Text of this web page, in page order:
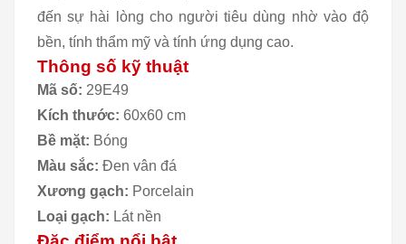
đến sự hài lòng cho người tiêu dùng nhờ vào độ
bền, tính thẩm mỹ và tính ứng dụng cao.
Thông số kỹ thuật
Mã số: 29E49
Kích thước: 60x60 cm
Bề mặt: Bóng
Màu sắc: Đen vân đá
Xương gạch: Porcelain
Loại gạch: Lát nền